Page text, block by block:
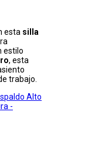
esta silla
estilo
, esta
trabajo.